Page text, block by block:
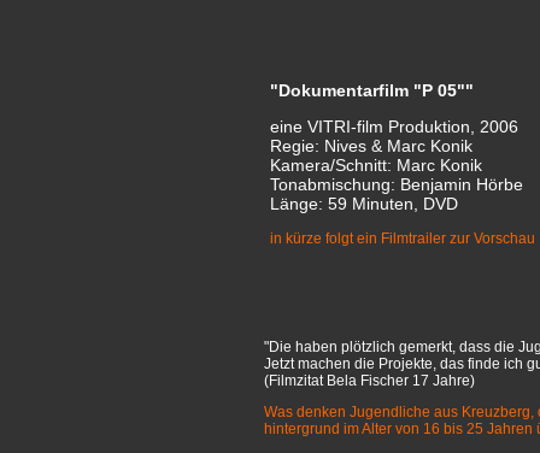
"Dokumentarfilm "P 05""
eine VITRI-film Produktion, 2006
Regie: Nives & Marc Konik
Kamera/Schnitt: Marc Konik
Tonabmischung: Benjamin Hörbe
Länge: 59 Minuten, DVD
in kürze folgt ein Filmtrailer zur Vorschau
"Die haben plötzlich gemerkt, dass die
Jetzt machen die Projekte, das finde ich
(Filmzitat Bela Fischer 17 Jahre)
Was denken Jugendliche aus
hintergrund im Alter von 16 bis 25